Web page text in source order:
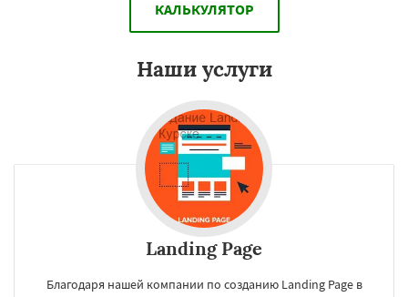
КАЛЬКУЛЯТОР
Наши услуги
Landing Page
Благодаря нашей компании по созданию Landing Page в